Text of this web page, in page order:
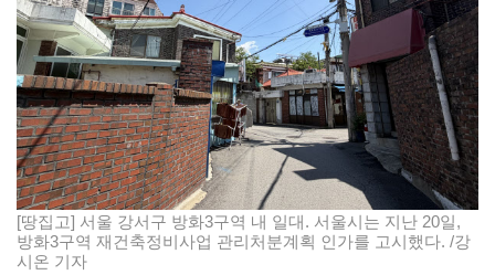
[땅집고] 서울 강서구 방화3구역 내 일대. 서울시는 지난 20일,
방화3구역 재건축정비사업 관리처분계획 인가를 고시했다. /강
시온 기자